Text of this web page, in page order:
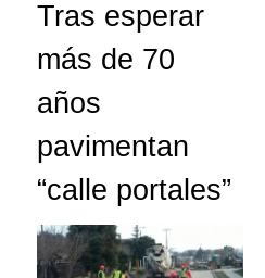
Tras esperar
más de 70
años
pavimentan
“calle portales”